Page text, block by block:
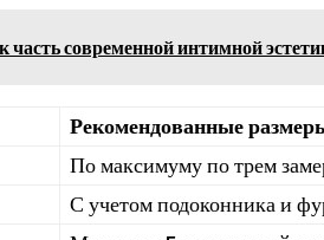
часть современной интимной
Рекомендованные
По максимуму по трем
С учетом подоконника и